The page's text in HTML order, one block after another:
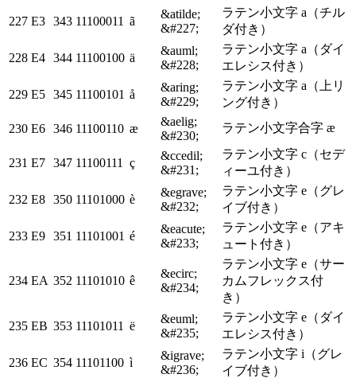
227 E3 343 11100011 ã
&atilde;
&#227;
ラテン小文字 a（チル
ダ付き）
228 E4 344 11100100 ä
&auml;
&#228;
ラテン小文字 a（ダイ
エレシス付き）
229 E5 345 11100101 å
&aring;
&#229;
ラテン小文字 a（上リ
ング付き）
230 E6 346 11100110 æ
&aelig;
&#230;
ラテン小文字合字 æ
231 E7 347 11100111 ç
&ccedil;
&#231;
ラテン小文字 c（セデ
ィーユ付き）
232 E8 350 11101000 è
&egrave;
&#232;
ラテン小文字 e（グレ
イブ付き）
233 E9 351 11101001 é
&eacute;
&#233;
ラテン小文字 e（アキ
ュート付き）
234 EA 352 11101010 ê
&ecirc;
&#234;
ラテン小文字 e（サー
カムフレックス付
き）
235 EB 353 11101011 ë
&euml;
&#235;
ラテン小文字 e（ダイ
エレシス付き）
236 EC 354 11101100 ì
&igrave;
&#236;
ラテン小文字 i（グレ
イブ付き）